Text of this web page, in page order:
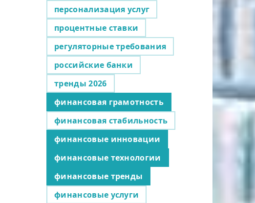
персонализация услуг
процентные ставки
регуляторные требования
российские банки
тренды 2026
финансовая грамотность
финансовая стабильность
финансовые инновации
финансовые технологии
финансовые тренды
финансовые услуги